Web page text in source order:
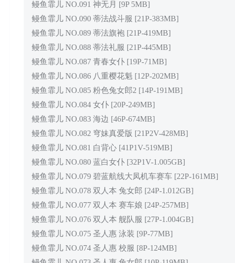
鳗鱼霏儿 NO.091 神无月 [9P 5MB]
鳗鱼霏儿 NO.090 蒂法战斗服 [21P-383MB]
鳗鱼霏儿 NO.089 蒂法旗袍 [21P-419MB]
鳗鱼霏儿 NO.088 蒂法礼服 [21P-445MB]
鳗鱼霏儿 NO.087 青春女仆 [19P-71MB]
鳗鱼霏儿 NO.086 八重樱花魁 [12P-202MB]
鳗鱼霏儿 NO.085 粉色兔女郎2 [14P-191MB]
鳗鱼霏儿 NO.084 女仆 [20P-249MB]
鳗鱼霏儿 NO.083 海边 [46P-674MB]
鳗鱼霏儿 NO.082 穹妹真爱版 [21P2V-428MB]
鳗鱼霏儿 NO.081 白背心 [41P1V-519MB]
鳗鱼霏儿 NO.080 蓝白女仆 [32P1V-1.005GB]
鳗鱼霏儿 NO.079 碧蓝航线大凤机车赛车 [22P-161MB]
鳗鱼霏儿 NO.078 双人本 兔女郎 [24P-1.012GB]
鳗鱼霏儿 NO.077 双人本 赛车娘 [24P-257MB]
鳗鱼霏儿 NO.076 双人本 舰队服 [27P-1.004GB]
鳗鱼霏儿 NO.075 圣人惠 泳装 [9P-77MB]
鳗鱼霏儿 NO.074 圣人惠 校服 [8P-124MB]